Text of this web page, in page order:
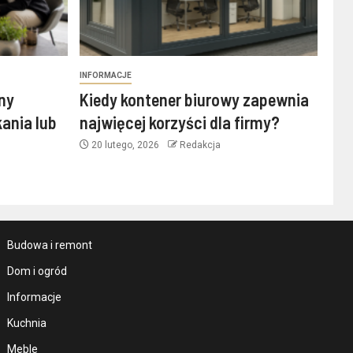
lub
INFORMACJE
Kiedy kontener biurowy zapewnia
najwięcej korzyści dla firmy?
20 lutego, 2026 Redakcja
Budowa i remont
Dom i ogród
Informacje
Kuchnia
Meble